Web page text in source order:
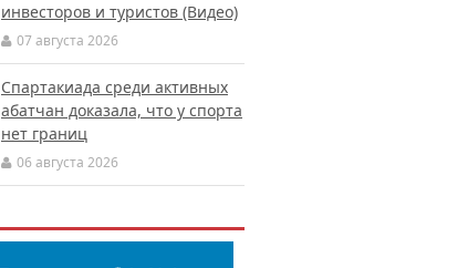
инвесторов и туристов (Видео)
07 августа 2026
Спартакиада среди активных
абатчан доказала, что у спорта
нет границ
06 августа 2026